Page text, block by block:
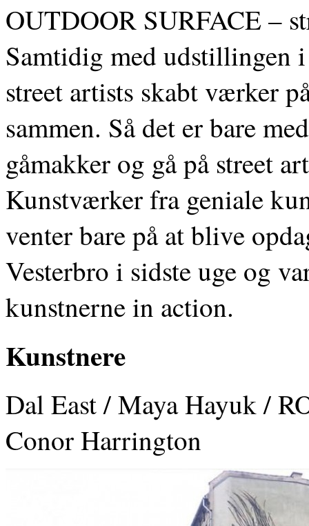
OUTDOOR SURFACE –
Samtidig med udstillingen
street artists skabt værker
sammen. Så det er bare
gåmakker og gå på street
Kunstværker fra geniale
venter bare på at blive
Vesterbro i sidste uge og
kunstnerne in action.
Kunstnere
Dal East / Maya Hayuk /
Conor Harrington